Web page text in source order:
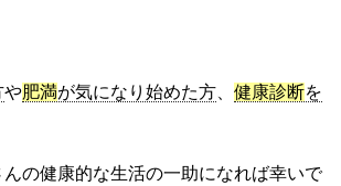
や肥満が気になり始めた方 健康診断を
の健康的な生活の一助になれば幸いで